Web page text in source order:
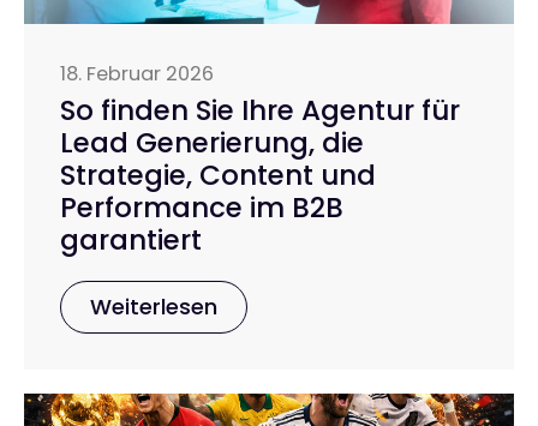
18. Februar 2026
So finden Sie Ihre Agentur für
Lead Generierung, die
Strategie, Content und
Performance im B2B
garantiert
Weiterlesen